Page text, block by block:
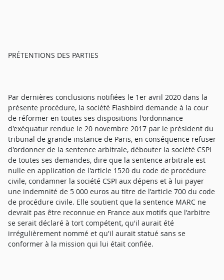
PRÉTENTIONS DES PARTIES
Par dernières conclusions notifiées le 1er avril 2020 dans la
présente procédure, la société Flashbird demande à la cour
de réformer en toutes ses dispositions l'ordonnance
d'exéquatur rendue le 20 novembre 2017 par le président du
tribunal de grande instance de Paris, en conséquence refuser
d'ordonner de la sentence arbitrale, débouter la société CSPI
de toutes ses demandes, dire que la sentence arbitrale est
nulle en application de l'article 1520 du code de procédure
civile, condamner la société CSPI aux dépens et à lui payer
une indemnité de 5 000 euros au titre de l'article 700 du code
de procédure civile. Elle soutient que la sentence MARC ne
devrait pas être reconnue en France aux motifs que l'arbitre
se serait déclaré à tort compétent, qu'il aurait été
irrégulièrement nommé et qu'il aurait statué sans se
conformer à la mission qui lui était confiée.